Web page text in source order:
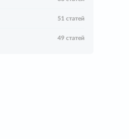
51 статей
49 статей